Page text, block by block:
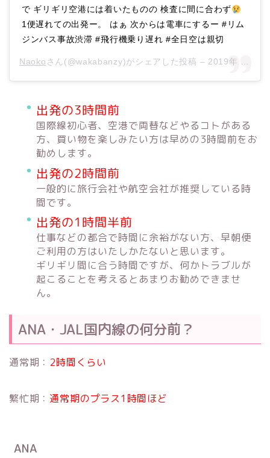
で ギリギリ空港には着いたものの 検査に間に合わず
1便遅れての出発ー。 はぁ 次からは電車にするー #リム
ジンバス事故渋滞 #飛行機乗り遅れ #全日空は親切
Naoko さん(@wakabanzy)がシェアした投稿 – 2019年 3月月29日午後4時46分PDT
出発の3時間前
国際線初心者、空港で両替などやるコトがある
方、買い物を楽しみたい方は早めの3時間前をお
勧めします。
出発の2時間前
一般的に旅行会社や航空会社が推奨している時
間です。
出発の1時間半前
仕事などの都合で時間に余裕がない方、早朝便
ご利用の方はいたしかたないと思います。
ギリギリ間に合う時間ですが、何かトラブルが
起こることを考えるとあまりお勧めできませ
ん。
ANA・JAL国内線の何分前？
通常期： 2時間くらい
繁忙期： 通常期のプラス1時間ほど
ANA